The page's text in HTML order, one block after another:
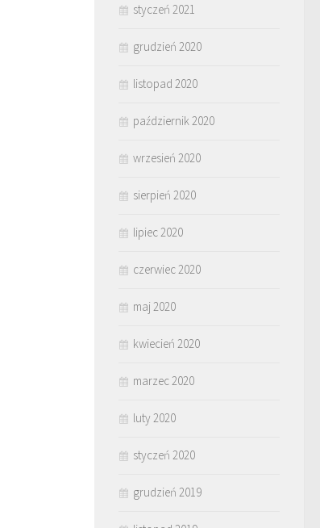
styczeń 2021
grudzień 2020
listopad 2020
październik 2020
wrzesień 2020
sierpień 2020
lipiec 2020
czerwiec 2020
maj 2020
kwiecień 2020
marzec 2020
luty 2020
styczeń 2020
grudzień 2019